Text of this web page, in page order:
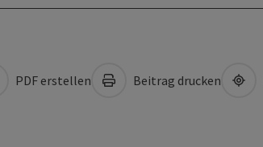
PDF erstellen Beitrag drucken